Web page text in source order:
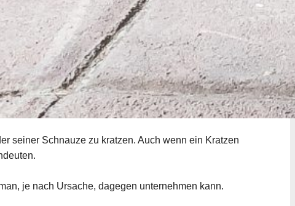
seiner Schnauze zu kratzen. Auch wenn ein Kratzen
je nach Ursache, dagegen unternehmen kann.